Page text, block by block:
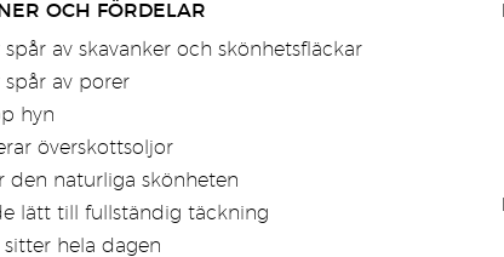
OCH FÖRDELAR
spår av skavanker och skönhetsfläckar
spår av porer
hyn
överskottsoljor
den naturliga skönheten
lätt till fullständig täckning
sitter hela dagen